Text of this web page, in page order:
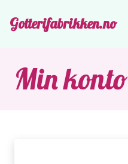
Gotterifabrikken.no
Min konto